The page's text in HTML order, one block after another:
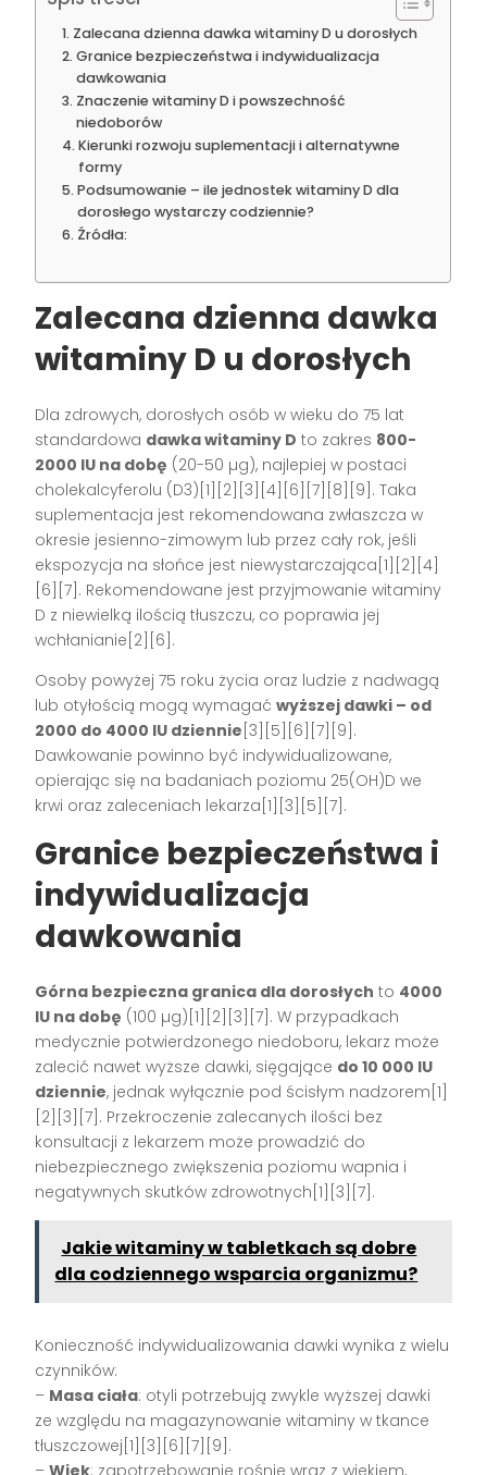
Zalecana dzienna dawka witaminy D u dorosłych
Granice bezpieczeństwa i indywidualizacja
dawkowania
Znaczenie witaminy D i powszechność
niedoborów
Kierunki rozwoju suplementacji i alternatywne
formy
Podsumowanie – ile jednostek witaminy D dla
dorosłego wystarczy codziennie?
Źródła:
Zalecana dzienna dawka
witaminy D u dorosłych
Dla zdrowych, dorosłych osób w wieku do 75 lat
standardowa dawka witaminy D to zakres 800-
2000 IU na dobę (20-50 µg), najlepiej w postaci
cholekalcyferolu (D3)[1][2][3][4][6][7][8][9]. Taka
suplementacja jest rekomendowana zwłaszcza w
okresie jesienno-zimowym lub przez cały rok, jeśli
ekspozycja na słońce jest niewystarczająca[1][2][4]
[6][7]. Rekomendowane jest przyjmowanie witaminy
D z niewielką ilością tłuszczu, co poprawia jej
wchłanianie[2][6].
Osoby powyżej 75 roku życia oraz ludzie z nadwagą
lub otyłością mogą wymagaćwyższej dawki – od
2000 do 4000 IU dziennie [3][5][6][7][9].
Dawkowanie powinno być indywidualizowane,
opierając się na badaniach poziomu 25(OH)D we
krwi oraz zaleceniach lekarza[1][3][5][7].
Granice bezpieczeństwa i
indywidualizacja
dawkowania
Górna bezpieczna granica dla dorosłych to 4000
IU na dobę (100 µg)[1][2][3][7]. W przypadkach
medycznie potwierdzonego niedoboru, lekarz może
zalecić nawet wyższe dawki, sięgające do 10 000 IU
dziennie, jednak wyłącznie pod ścisłym nadzorem[1]
[2][3][7]. Przekroczenie zalecanych ilości bez
konsultacji z lekarzem może prowadzić do
niebezpiecznego zwiększenia poziomu wapnia i
negatywnych skutków zdrowotnych[1][3][7].
Jakie witaminy w tabletkach są dobre
dla codziennego wsparcia organizmu?
Konieczność indywidualizowania dawki wynika z wielu
czynników:
– Masa ciała: otyli potrzebują zwykle wyższej dawki
ze względu na magazynowanie witaminy w tkance
tłuszczowej[1][3][6][7][9].
–Wiek: zapotrzebowanie rośnie wraz z wiekiem,